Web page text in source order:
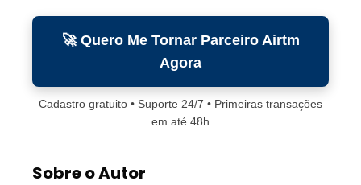
🚀 Quero Me Tornar Parceiro Airtm
Agora
Cadastro gratuito • Suporte 24/7 • Primeiras transações
em até 48h
Sobre o Autor